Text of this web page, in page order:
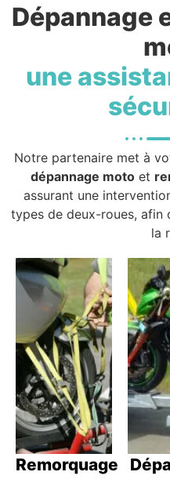
Dépannage
une
Notre partenaire met à
dépannage motoet
assurant une
types de deux-roues, afin
la
Remorquage